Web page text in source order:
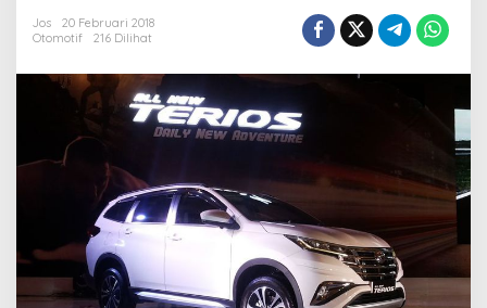
Jos
20 Februari 2018
Otomotif
216 Dilihat